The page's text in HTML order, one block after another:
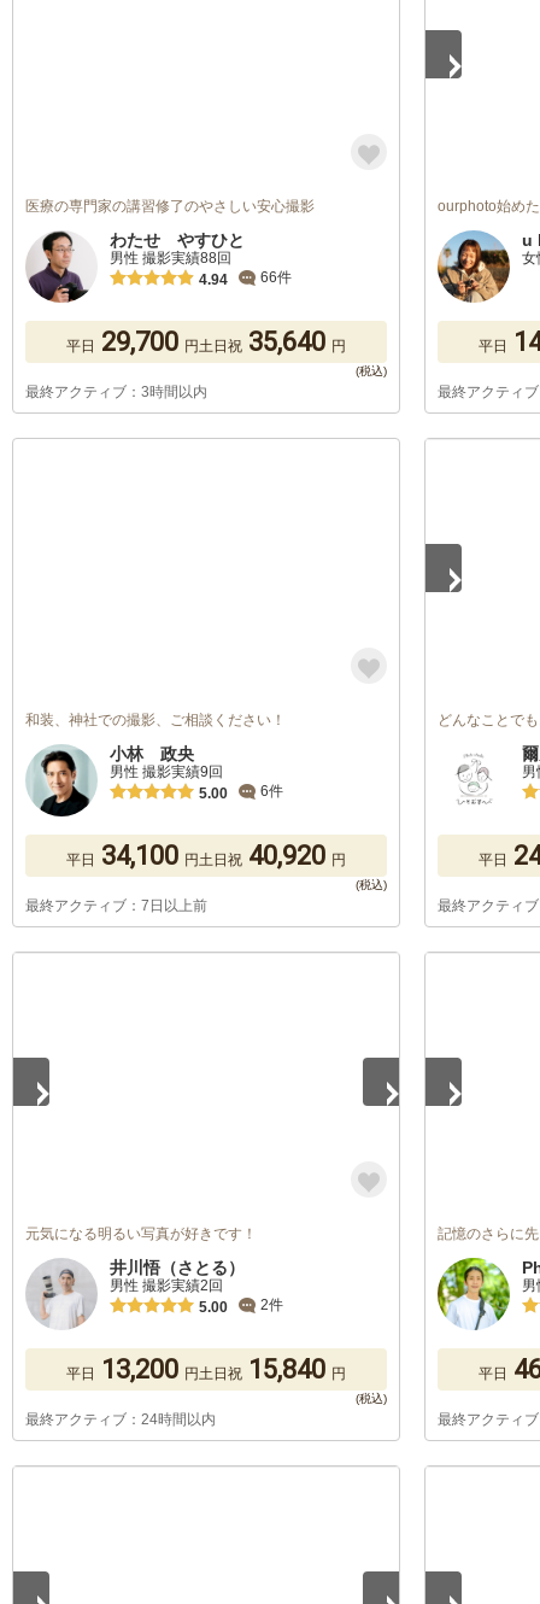
医療の専門家の講習修了のやさしい安心撮影
わたせ やすひと
男性 撮影実績88回
4.94
66件
平日 29,700 円土日祝 35,640 円
最終アクティブ：3時間以内
ourphoto始め
u
女
平日
最終アクティ
和装、神社での撮影、ご相談ください！
小林 政央
男性 撮影実績9回
5.00
6件
平日 34,100 円土日祝 40,920 円
最終アクティブ：7日以上前
どんなことで
平日
最終アクティ
元気になる明るい写真が好きです！
井川悟（さとる）
男性 撮影実績2回
5.00
2件
平日 13,200 円土日祝 15,840 円
最終アクティブ：24時間以内
記憶のさらに
平日
最終アクティ